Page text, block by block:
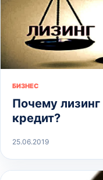
БИЗНЕС
Почему
кредит?
25.06.2019